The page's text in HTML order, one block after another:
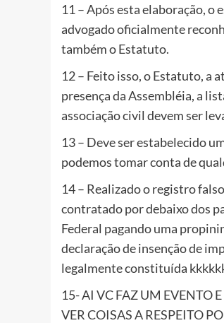
11 – Após esta elaboração, o
advogado oficialmente
também o Estatuto.
12 – Feito isso, o Estatuto, a
presença da Assembléia, a
associação civil devem ser
13 – Deve ser estabelecido
podemos tomar conta de
14 – Realizado o registro
contratado por debaixo dos
Federal pagando uma
declaração de insenção de
legalmente constituída
15- AI VC FAZ UM EVENTO
VER COISAS A RESPEITO